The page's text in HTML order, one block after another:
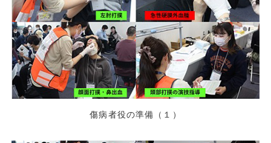
傷病者役の準備（１）